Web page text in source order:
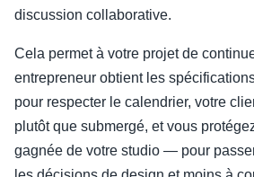
discussion collaborative.
Cela permet à votre projet de
entrepreneur obtient les
pour respecter le calendrier, votre
plutôt que submergé, et vous
gagnée de votre studio — pour